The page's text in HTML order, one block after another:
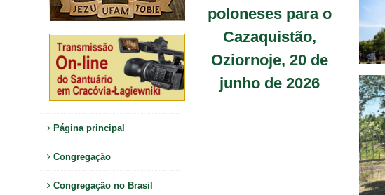
Página principal
Congregação
Congregação no Brasil
poloneses para o
Cazaquistão,
Oziornoje, 20 de
junho de 2026